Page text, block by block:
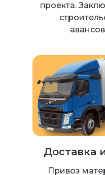
проекта.
Доставка
Привоз